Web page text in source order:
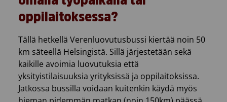
oppilaitoksessa?
Tällä hetkellä Verenluovutusbussi kiertää noin 50
km säteellä Helsingistä. Sillä järjestetään sekä
kaikille avoimia luovutuksia että
yksityistilaisuuksia yrityksissä ja oppilaitoksissa.
Jatkossa bussilla voidaan kuitenkin käydä myös